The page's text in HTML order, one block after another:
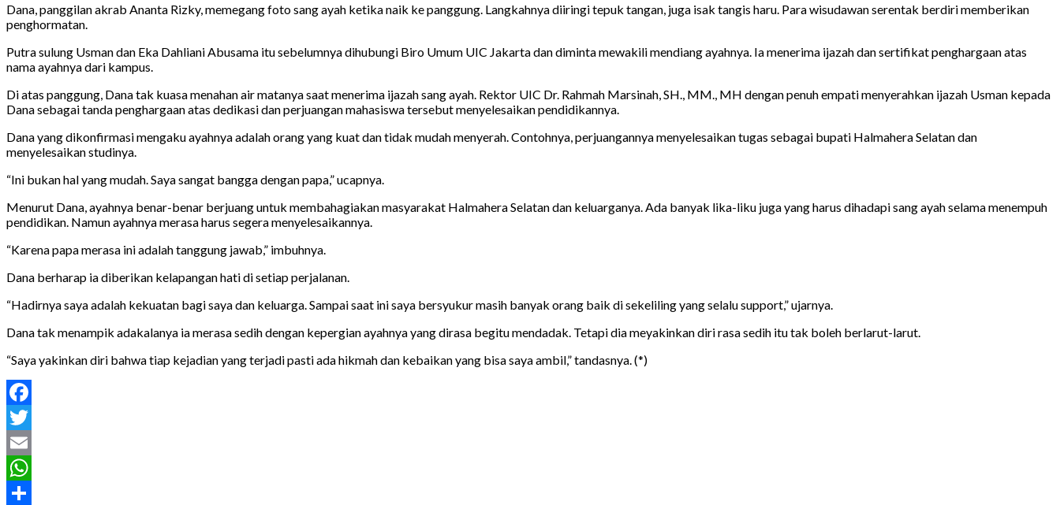
Dana, panggilan akrab Ananta Rizky, memegang foto sang ayah ketika naik ke panggung. Langkahnya diiringi tepuk tangan, juga isak tangis haru. Para wisudawan serentak berdiri memberikan
penghormatan.
Putra sulung Usman dan Eka Dahliani Abusama itu sebelumnya dihubungi Biro Umum UIC Jakarta dan diminta mewakili mendiang ayahnya. Ia menerima ijazah dan sertifikat penghargaan atas
nama ayahnya dari kampus.
Di atas panggung, Dana tak kuasa menahan air matanya saat menerima ijazah sang ayah. Rektor UIC Dr. Rahmah Marsinah, SH., MM., MH dengan penuh empati menyerahkan ijazah Usman kepada
Dana sebagai tanda penghargaan atas dedikasi dan perjuangan mahasiswa tersebut menyelesaikan pendidikannya.
Dana yang dikonfirmasi mengaku ayahnya adalah orang yang kuat dan tidak mudah menyerah. Contohnya, perjuangannya menyelesaikan tugas sebagai bupati Halmahera Selatan dan
menyelesaikan studinya.
“Ini bukan hal yang mudah. Saya sangat bangga dengan papa,” ucapnya.
Menurut Dana, ayahnya benar-benar berjuang untuk membahagiakan masyarakat Halmahera Selatan dan keluarganya. Ada banyak lika-liku juga yang harus dihadapi sang ayah selama menempuh
pendidikan. Namun ayahnya merasa harus segera menyelesaikannya.
“Karena papa merasa ini adalah tanggung jawab,” imbuhnya.
Dana berharap ia diberikan kelapangan hati di setiap perjalanan.
“Hadirnya saya adalah kekuatan bagi saya dan keluarga. Sampai saat ini saya bersyukur masih banyak orang baik di sekeliling yang selalu support,” ujarnya.
Dana tak menampik adakalanya ia merasa sedih dengan kepergian ayahnya yang dirasa begitu mendadak. Tetapi dia meyakinkan diri rasa sedih itu tak boleh berlarut-larut.
“Saya yakinkan diri bahwa tiap kejadian yang terjadi pasti ada hikmah dan kebaikan yang bisa saya ambil,” tandasnya. (*)
Facebook
Twitter
Email
WhatsApp